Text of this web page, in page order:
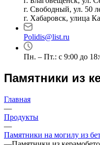
г. Свободный, ул. 50
г. Хабаровск, улица
Polidis@list.ru
Пн. – Пт.: с 9:00 до
Памятники из
Главная
—
Продукты
—
Памятники на могилу из